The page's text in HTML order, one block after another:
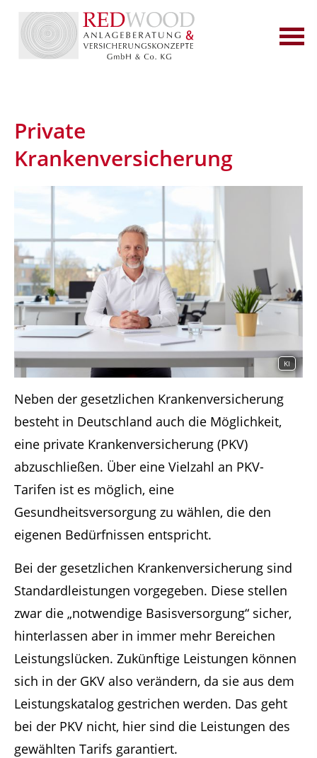
Private
Krankenversicherung
KI
Neben der gesetzlichen Krankenversicherung
besteht in Deutschland auch die Möglichkeit,
eine private Krankenversicherung (PKV)
abzuschließen. Über eine Vielzahl an PKV-
Tarifen ist es möglich, eine
Gesundheitsversorgung zu wählen, die den
eigenen Bedürfnissen entspricht.
Bei der gesetzlichen Krankenversicherung sind
Standardleistungen vorgegeben. Diese stellen
zwar die „notwendige Basisversorgung“ sicher,
hinterlassen aber in immer mehr Bereichen
Leistungslücken. Zukünftige Leistungen können
sich in der GKV also verändern, da sie aus dem
Leistungskatalog gestrichen werden. Das geht
bei der PKV nicht, hier sind die Leistungen des
gewählten Tarifs garantiert.